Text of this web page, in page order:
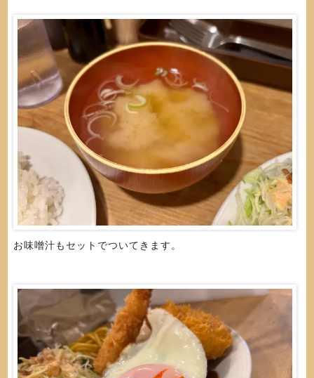
お味噌汁もセットでついてきます。